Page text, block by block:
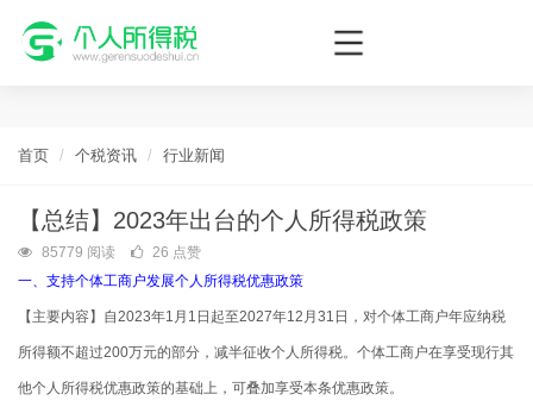
个人所得税网，最新个税资讯平台，您的个税管理专家！
首页 个税资讯 行业新闻
【总结】2023年出台的个人所得税政策
85779 阅读
26 点赞
一、支持个体工商户发展个人所得税优惠政策
【主要内容】自2023年1月1日起至2027年12月31日，对个体工商户年应纳税
所得额不超过200万元的部分，减半征收个人所得税。个体工商户在享受现行其
他个人所得税优惠政策的基础上，可叠加享受本条优惠政策。